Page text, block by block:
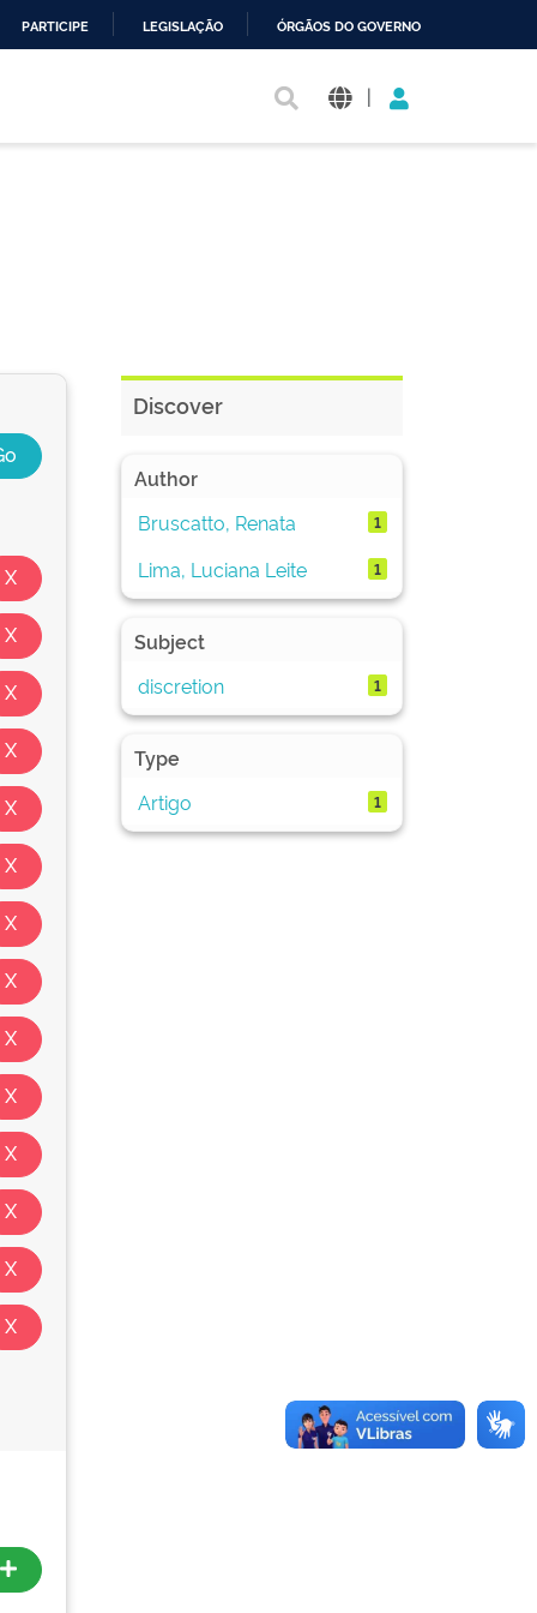
PARTICIPE LEGISLAÇÃO ÓRGÃOS DO GOVERNO
|
Discover
Author
Bruscatto, Renata
1
Lima, Luciana Leite 1
Subject
discretion
1
Type
Artigo
1